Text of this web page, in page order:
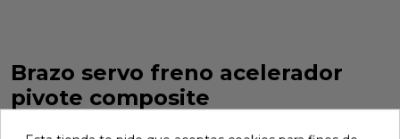
Brazo servo freno acelerador
pivote composite